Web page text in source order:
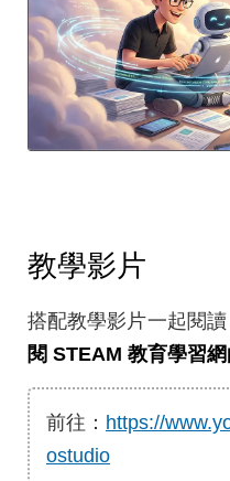
教學影片
搭配教學影片一起閱讀
閱 STEAM 教育學習
前往： https://
ostudio